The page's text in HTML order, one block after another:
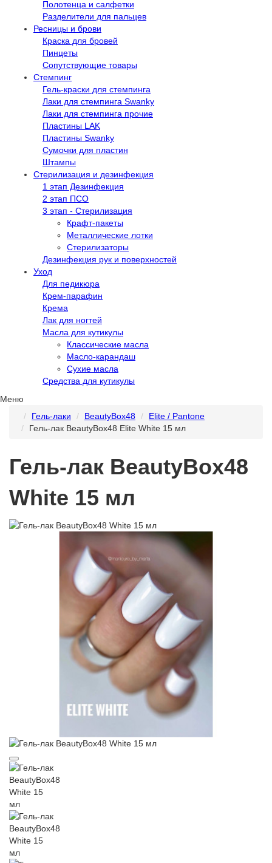
Полотенца и салфетки
Разделители для пальцев
Ресницы и брови
Краска для бровей
Пинцеты
Сопутствующие товары
Стемпинг
Гель-краски для стемпинга
Лаки для стемпинга Swanky
Лаки для стемпинга прочие
Пластины LAK
Пластины Swanky
Сумочки для пластин
Штампы
Стерилизация и дезинфекция
1 этап Дезинфекция
2 этап ПСО
3 этап - Стерилизация
Крафт-пакеты
Металлические лотки
Стерилизаторы
Дезинфекция рук и поверхностей
Уход
Для педикюра
Крем-парафин
Крема
Лак для ногтей
Масла для кутикулы
Классические масла
Масло-карандаш
Сухие масла
Средства для кутикулы
Меню
Гель-лаки
BeautyBox48
Elite / Pantone
Гель-лак BeautyBox48 Elite White 15 мл
Гель-лак BeautyBox48
White 15 мл